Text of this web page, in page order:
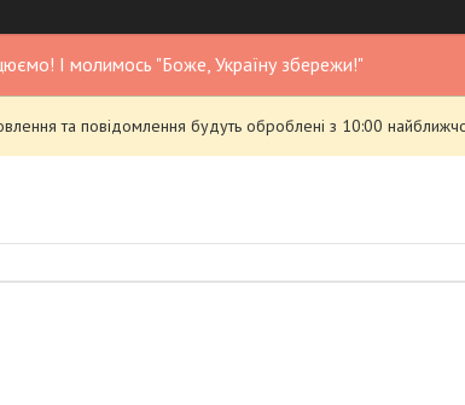
І молимось "Боже, Україну збережи!"
та повідомлення будуть оброблені з 10:00